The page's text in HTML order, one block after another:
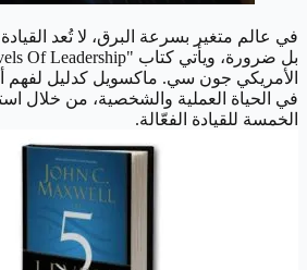
في عالم متغير بسرعة البرق، لا تُعد
الأمريكي جون سي. ماكسويل كدليل لفهم
في الحياة العملية والشخصية، من خلال
الخمسة للقيادة الفعّالة.